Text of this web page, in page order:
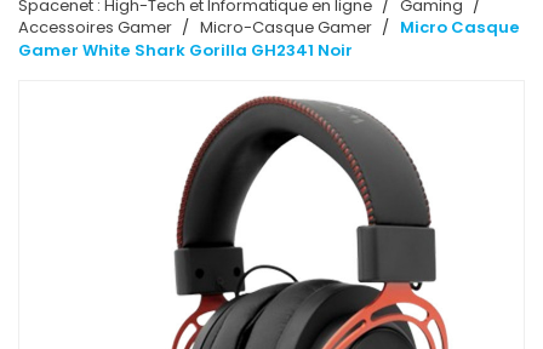
Spacenet : High-Tech et Informatique en ligne
Gaming
Accessoires Gamer
Micro-Casque Gamer
Micro Casque
Gamer White Shark Gorilla GH2341 Noir